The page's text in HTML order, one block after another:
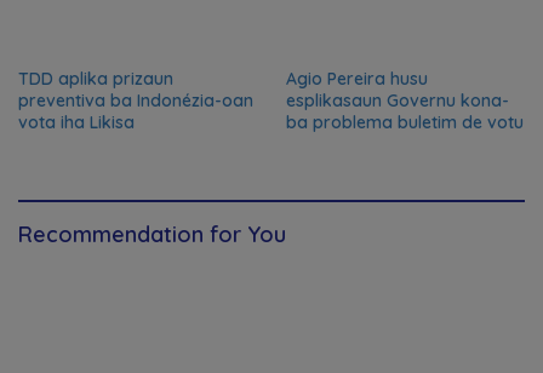
TDD aplika prizaun
preventiva ba Indonézia-oan
vota iha Likisa
Agio Pereira husu
esplikasaun Governu kona-
ba problema buletim de votu
Recommendation for You